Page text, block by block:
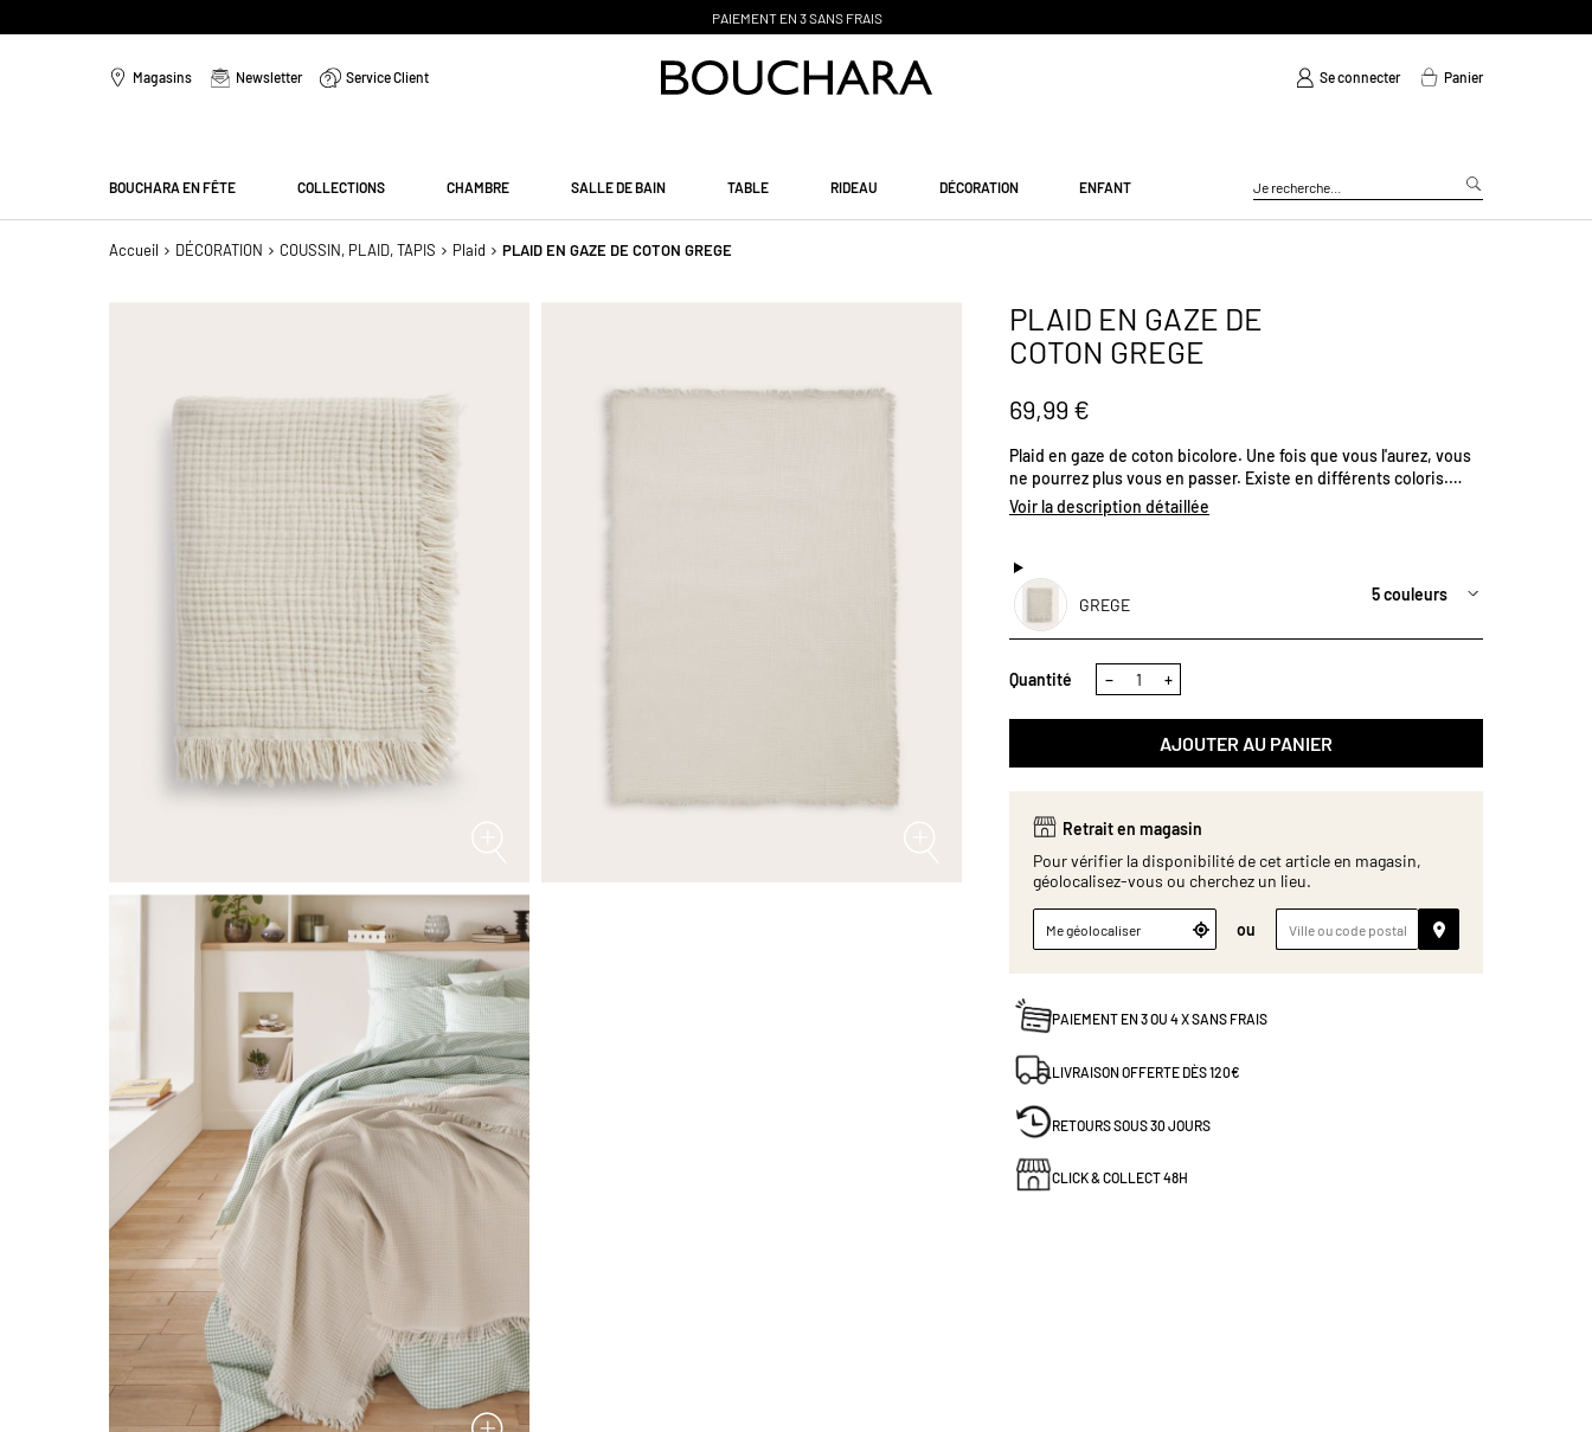
PAIEMENT EN 3 SANS FRAIS
Magasins Newsletter Service Client Se connecter Panier
BOUCHARA EN FÊTE COLLECTIONS CHAMBRE SALLE DE BAIN TABLE RIDEAU DÉCORATION ENFANT
Accueil DÉCORATION COUSSIN, PLAID, TAPIS Plaid PLAID EN GAZE DE COTON GREGE
PLAID EN GAZE DE
COTON GREGE
69,99 €
Plaid en gaze de coton bicolore. Une fois que vous l'aurez, vous
ne pourrez plus vous en passer. Existe en différents coloris.
Dimensions (cm) : 130 x 180.
Voir la description détaillée
GREGE
5 couleurs
Quantité − +
AJOUTER AU PANIER
Retrait en magasin
Pour vérifier la disponibilité de cet article en magasin,
géolocalisez-vous ou cherchez un lieu.
Me géolocaliser ou
PAIEMENT EN 3 OU 4 X SANS FRAIS
LIVRAISON OFFERTE DÈS 120€
RETOURS SOUS 30 JOURS
CLICK & COLLECT 48H